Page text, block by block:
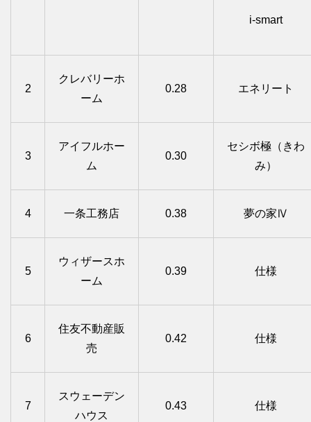
i-smart
2
クレバリーホ
ーム
0.28 エネリート
3
アイフルホー
ム
0.30
セシボ極（きわ
み）
4 一条工務店 0.38 夢の家Ⅳ
5
ウィザースホ
ーム
0.39 仕様
6
住友不動産販
売
0.42 仕様
7
スウェーデン
ハウス
0.43 仕様